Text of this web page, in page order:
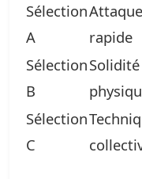
Sélection
A
Attaque
rapide
Sélection
B
Solidité
Sélection
C